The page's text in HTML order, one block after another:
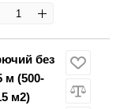
без
м (500-
м2)